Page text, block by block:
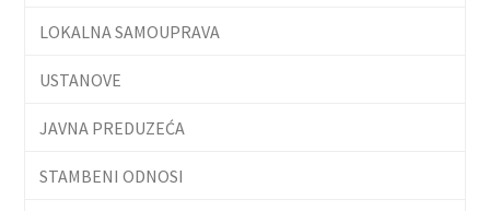
LOKALNA SAMOUPRAVA
USTANOVE
JAVNA PREDUZEĆA
STAMBENI ODNOSI